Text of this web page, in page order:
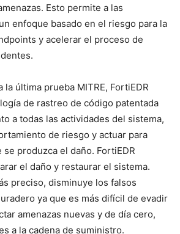
Esto permite a las
enfoque basado en el riesgo para la
y acelerar el proceso de
la última prueba MITRE, FortiEDR
de rastreo de código patentada
a todas las actividades del sistema,
de riesgo y actuar para
produzca el daño. FortiEDR
el daño y restaurar el sistema.
preciso, disminuye los falsos
ya que es más difícil de evadir
amenazas nuevas y de día cero,
a la cadena de suministro.